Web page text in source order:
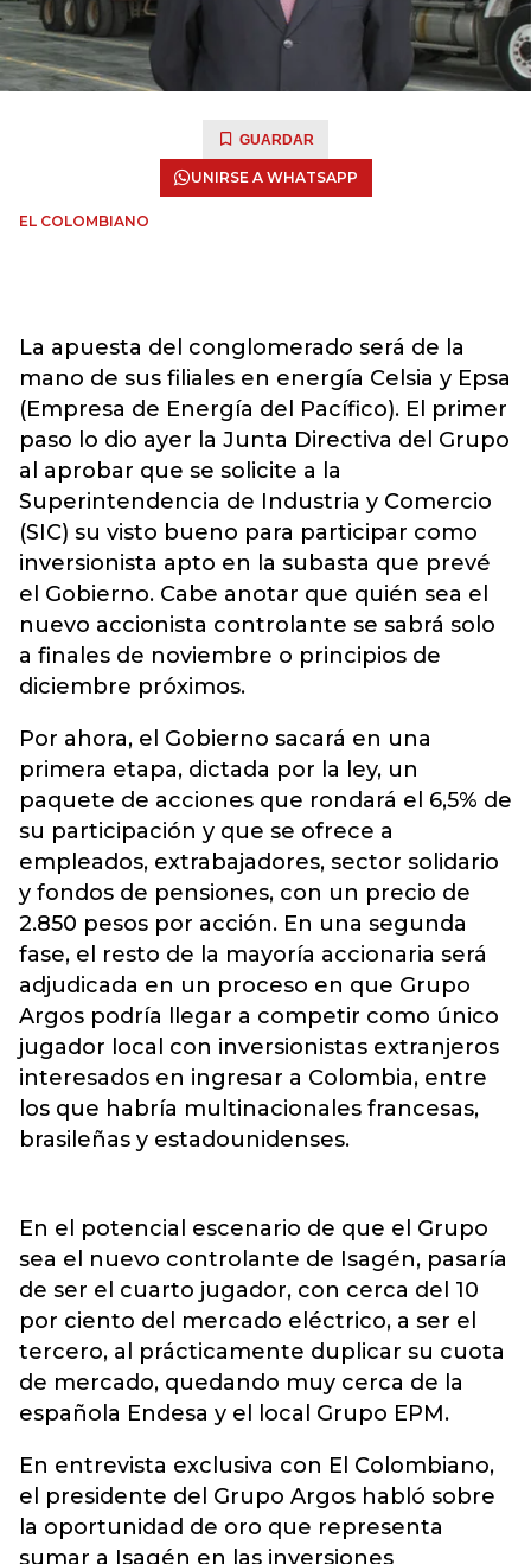
GUARDAR
UNIRSE A WHATSAPP
EL COLOMBIANO
La apuesta del conglomerado será de la
mano de sus filiales en energía Celsia y Epsa
(Empresa de Energía del Pacífico). El primer
paso lo dio ayer la Junta Directiva del Grupo
al aprobar que se solicite a la
Superintendencia de Industria y Comercio
(SIC) su visto bueno para participar como
inversionista apto en la subasta que prevé
el Gobierno. Cabe anotar que quién sea el
nuevo accionista controlante se sabrá solo
a finales de noviembre o principios de
diciembre próximos.
Por ahora, el Gobierno sacará en una
primera etapa, dictada por la ley, un
paquete de acciones que rondará el 6,5% de
su participación y que se ofrece a
empleados, extrabajadores, sector solidario
y fondos de pensiones, con un precio de
2.850 pesos por acción. En una segunda
fase, el resto de la mayoría accionaria será
adjudicada en un proceso en que Grupo
Argos podría llegar a competir como único
jugador local con inversionistas extranjeros
interesados en ingresar a Colombia, entre
los que habría multinacionales francesas,
brasileñas y estadounidenses.
En el potencial escenario de que el Grupo
sea el nuevo controlante de Isagén, pasaría
de ser el cuarto jugador, con cerca del 10
por ciento del mercado eléctrico, a ser el
tercero, al prácticamente duplicar su cuota
de mercado, quedando muy cerca de la
española Endesa y el local Grupo EPM.
En entrevista exclusiva con El Colombiano,
el presidente del Grupo Argos habló sobre
la oportunidad de oro que representa
sumar a Isagén en las inversiones